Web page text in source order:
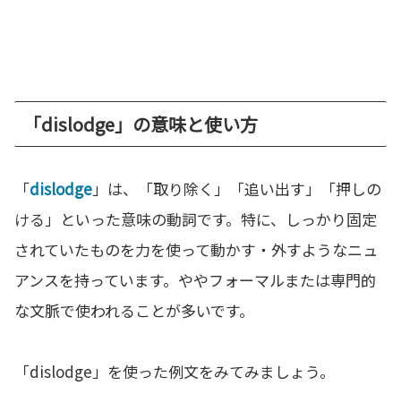
「dislodge」の意味と使い方
「dislodge」は、「取り除く」「追い出す」「押しの
ける」といった意味の動詞です。特に、しっかり固定
されていたものを力を使って動かす・外すようなニュ
アンスを持っています。ややフォーマルまたは専門的
な文脈で使われることが多いです。
「dislodge」を使った例文をみてみましょう。